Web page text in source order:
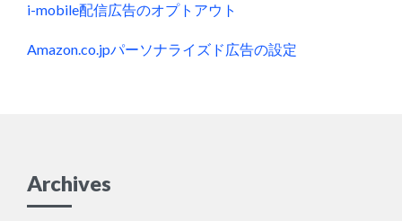
i-mobile配信広告のオプトアウト
Amazon.co.jpパーソナライズド広告の設定
Archives